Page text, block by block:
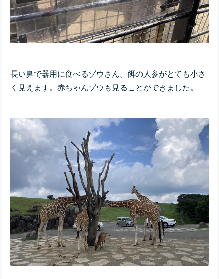
長い鼻で器用に食べるゾウさん。餌の人参がとても小さ
く見えます。赤ちゃんゾウも見ることができました。